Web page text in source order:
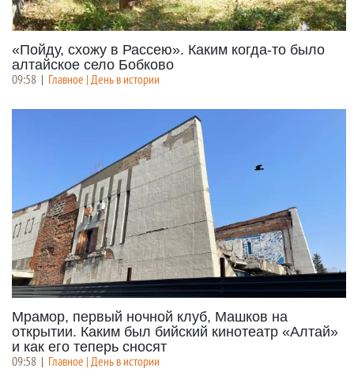
«Пойду, схожу в Рассею». Каким когда-то было
алтайское село Бобково
09:58 | Главное | День в истории
Мрамор, первый ночной клуб, Машков на
открытии. Каким был бийский кинотеатр «Алтай»
и как его теперь сносят
09:58 | Главное | День в истории